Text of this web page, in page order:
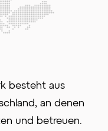
besteht aus
an denen
und betreuen.